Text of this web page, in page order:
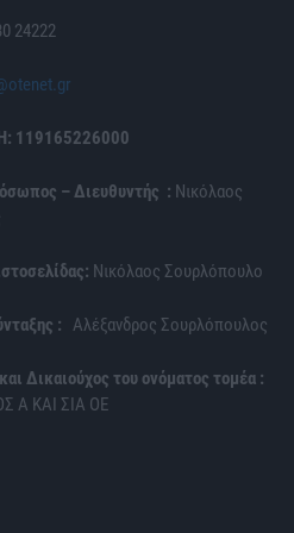
24222
119165226000
– Διευθυντής : Νικόλαος
Νικόλαος Σουρλόπουλο
: Αλέξανδρος Σουρλόπουλος
Δικαιούχος του ονόματος τομέα :
Α ΚΑΙ ΣΙΑ ΟΕ